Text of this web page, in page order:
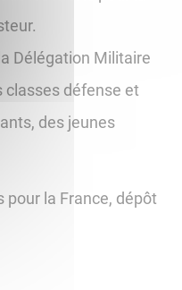
Délégation Militaire
classes défense et
des jeunes
la France, dépôt